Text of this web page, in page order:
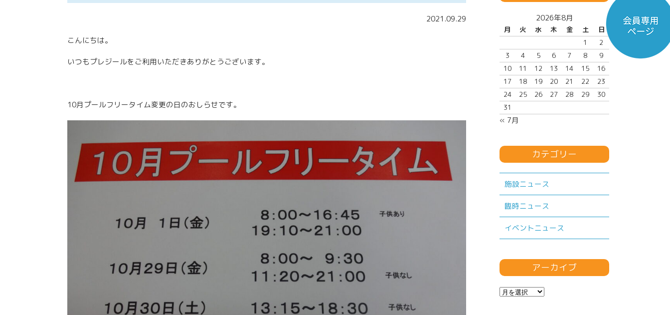
2026年8月
月 火 水 木 金 土
日
1
2
3
4 5 6 7 8
9
10
11 12 13 14 15
16
17
18 19 20 21 22
23
24
25 26 27 28 29
30
31
« 7月
カテゴリー
施設ニュース
臨時ニュース
イベントニュース
アーカイブ
ア
2021.09.29
こんにちは。
いつもプレジールをご利用いただきありがとうございます。
10月プールフリータイム変更の日のおしらせです。